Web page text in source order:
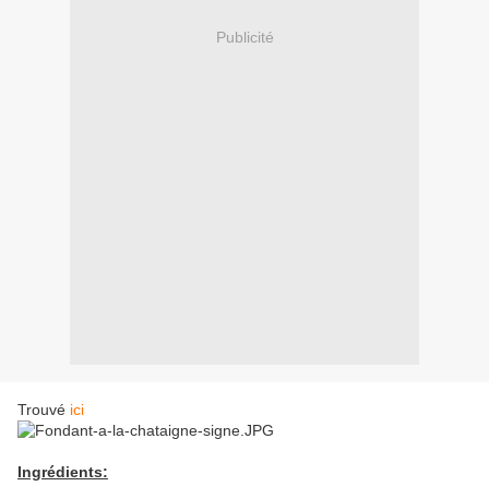
Publicité
Trouvé ici
Ingrédients: